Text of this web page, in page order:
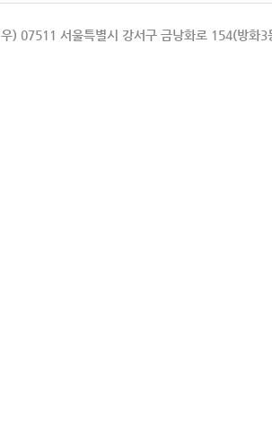
우) 07511 서울특별시 강서구 금낭화로 154(방화3